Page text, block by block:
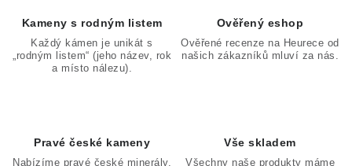
Kameny s rodným listem
Každý kámen je unikát s
„rodným listem“ (jeho název, rok
a místo nálezu).
Ověřený eshop
Ověřené recenze na Heurece od
našich zákazníků mluví za nás.
Pravé české kameny
Nabízíme pravé české minerály,
Vše skladem
Všechny naše produkty máme